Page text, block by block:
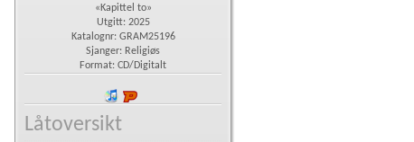
«Kapittel to»
Utgitt: 2025
Katalognr: GRAM25196
Sjanger: Religiøs
Format: CD/Digitalt
iTunes
Låtoversikt